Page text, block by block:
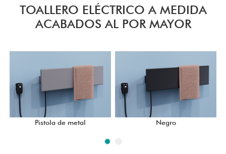
TOALLERO ELÉCTRICO A MEDIDA
ACABADOS AL POR MAYOR
Pistola de metal Negro